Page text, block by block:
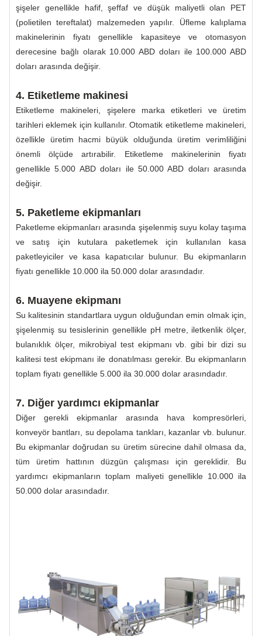
şişeler genellikle hafif, şeffaf ve düşük maliyetli olan PET
(polietilen tereftalat) malzemeden yapılır. Üfleme kalıplama
makinelerinin fiyatı genellikle kapasiteye ve otomasyon
derecesine bağlı olarak 10.000 ABD doları ile 100.000 ABD
doları arasında değişir.
4. Etiketleme makinesi
Etiketleme makineleri, şişelere marka etiketleri ve üretim
tarihleri ​​eklemek için kullanılır. Otomatik etiketleme makineleri,
özellikle üretim hacmi büyük olduğunda üretim verimliliğini
önemli ölçüde artırabilir. Etiketleme makinelerinin fiyatı
genellikle 5.000 ABD doları ile 50.000 ABD doları arasında
değişir.
5. Paketleme ekipmanları
Paketleme ekipmanları arasında şişelenmiş suyu kolay taşıma
ve satış için kutulara paketlemek için kullanılan kasa
paketleyiciler ve kasa kapatıcılar bulunur. Bu ekipmanların
fiyatı genellikle 10.000 ila 50.000 dolar arasındadır.
6. Muayene ekipmanı
Su kalitesinin standartlara uygun olduğundan emin olmak için,
şişelenmiş su tesislerinin genellikle pH metre, iletkenlik ölçer,
bulanıklık ölçer, mikrobiyal test ekipmanı vb. gibi bir dizi su
kalitesi test ekipmanı ile donatılması gerekir. Bu ekipmanların
toplam fiyatı genellikle 5.000 ila 30.000 dolar arasındadır.
7. Diğer yardımcı ekipmanlar
Diğer gerekli ekipmanlar arasında hava kompresörleri,
konveyör bantları, su depolama tankları, kazanlar vb. bulunur.
Bu ekipmanlar doğrudan su üretim sürecine dahil olmasa da,
tüm üretim hattının düzgün çalışması için gereklidir. Bu
yardımcı ekipmanların toplam maliyeti genellikle 10.000 ila
50.000 dolar arasındadır.